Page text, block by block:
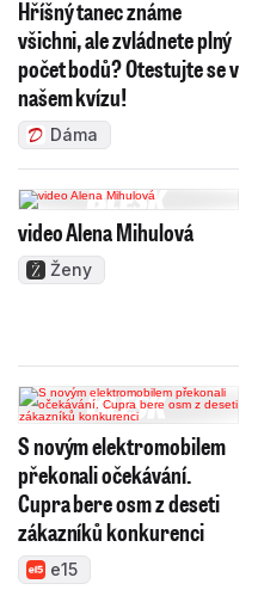
Hříšný tanec známe
všichni, ale zvládnete plný
počet bodů? Otestujte se v
našem kvízu!
Dáma
video Alena Mihulová
Ženy
S novým elektromobilem
překonali očekávání.
Cupra bere osm z deseti
zákazníků konkurenci
e15